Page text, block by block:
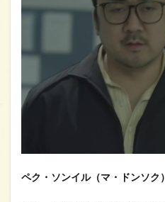
ペク・ソンイル（マ・ドンソク）